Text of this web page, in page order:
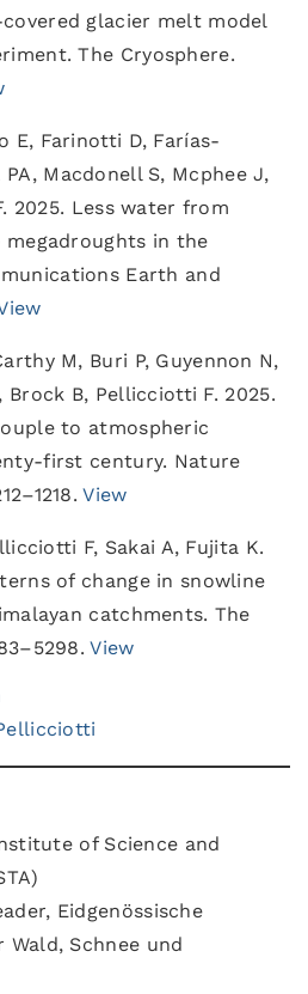
glacier melt model
The Cryosphere.
E, Farinotti D, Farías-
Macdonell S, Mcphee J,
2025. Less water from
in the
Earth and
M, Buri P, Guyennon N,
Brock B, Pellicciotti F. 2025.
to atmospheric
first century. Nature
View
F, Sakai A, Fujita K.
of change in snowline
catchments. The
View
of Science and
Eidgenössische
Schnee und